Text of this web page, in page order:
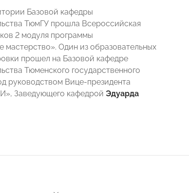
Базовой кафедры
ТюмГУ прошла Всероссийская
2 модуля программы
мастерство». Один из образовательных
прошел на Базовой кафедре
Тюменского государственного
руководством Вице-президента
Заведующего кафедрой Эдуарда